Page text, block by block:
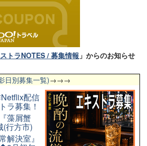
トラNOTES / 募集情報 」からのお知らせ
日別募集一覧)→→→
配信
ラ募集！
藻屑蟹
(行方市)
解決室』